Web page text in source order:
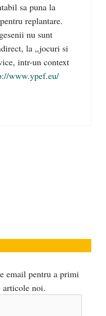
sa puna la
replantare.
nu sunt
la „jocuri si
intr-un context
www.ypef.eu/
email pentru a primi
noi.